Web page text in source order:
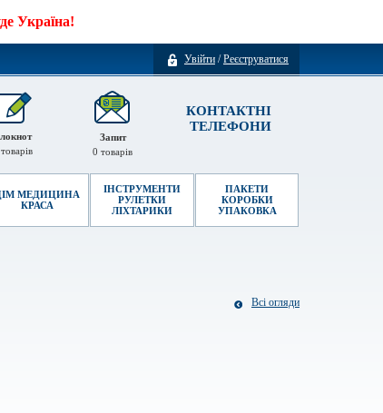
Україна!
Увійти /Реєструватися
КОНТАКТНІ
ТЕЛЕФОНИ
Запит
0 товарів
товарів
МЕДИЦИНА
КРАСА
ІНСТРУМЕНТИ
РУЛЕТКИ
ЛІХТАРИКИ
ПАКЕТИ
КОРОБКИ
УПАКОВКА
Всі огляди